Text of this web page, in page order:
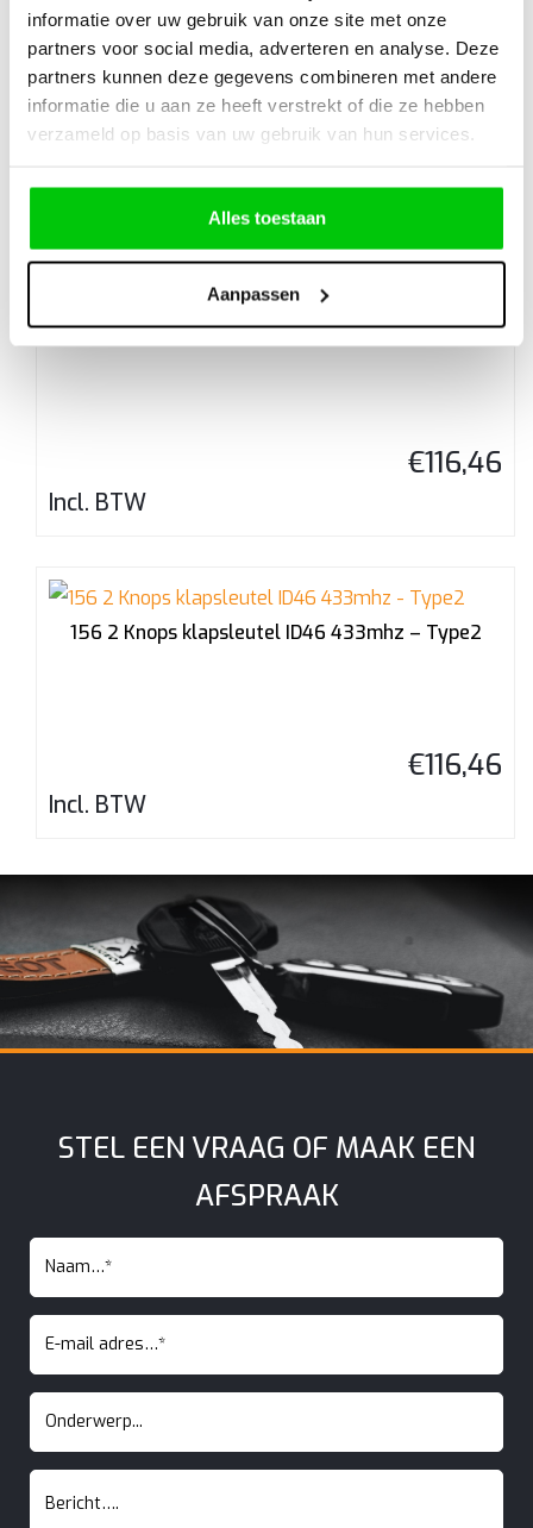
informatie over uw gebruik van onze site met onze
partners voor social media, adverteren en analyse. Deze
partners kunnen deze gegevens combineren met andere
informatie die u aan ze heeft verstrekt of die ze hebben
verzameld op basis van uw gebruik van hun services.
Alles toestaan
Aanpassen
B21 – Nieuw Universeel Type 4 Knops klapsleutel
147 GT 3knops klapsleutel ID48 433mhz – Type1
€116,46
Incl. BTW
156 2 Knops klapsleutel ID46 433mhz – Type2
€116,46
Incl. BTW
STEL EEN VRAAG OF MAAK EEN
AFSPRAAK